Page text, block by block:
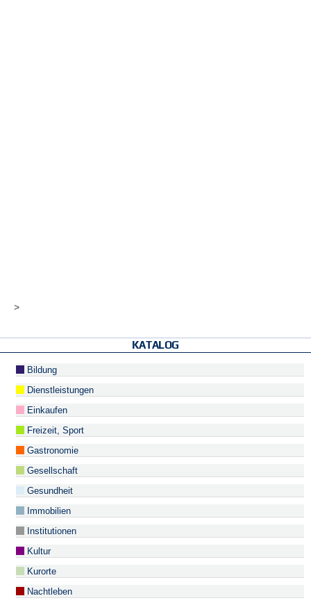
>
KATALOG
Bildung
Dienstleistungen
Einkaufen
Freizeit, Sport
Gastronomie
Gesellschaft
Gesundheit
Immobilien
Institutionen
Kultur
Kurorte
Nachtleben